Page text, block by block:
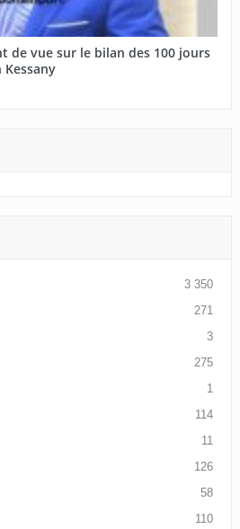
de vue sur le bilan des 100 jours
3 350
271
3
275
1
114
11
126
58
110